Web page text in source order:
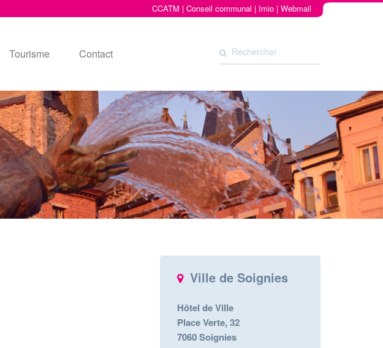
CCATM | Conseil communal | Imio | Webmail
Tourisme Contact
Ville de Soignies
Hôtel de Ville
Place Verte, 32
7060 Soignies